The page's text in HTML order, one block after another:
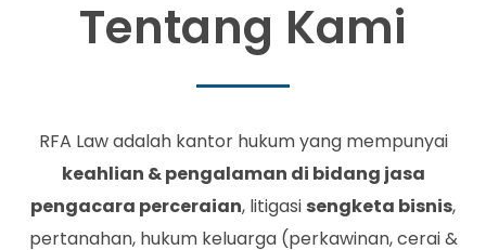
Tentang Kami
RFA Law adalah kantor hukum yang mempunyai
keahlian & pengalaman di bidang jasa
pengacara perceraian, litigasi sengketa bisnis,
pertanahan, hukum keluarga (perkawinan, cerai &